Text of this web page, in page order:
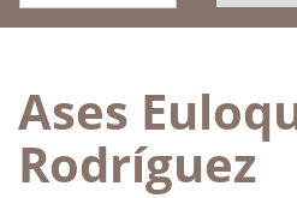
Ases
Rodríguez